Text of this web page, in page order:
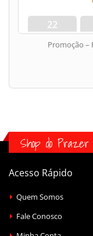
22
dias
Promoção –
Shop do Prazer
Acesso Rápido
Quem Somos
Fale Conosco